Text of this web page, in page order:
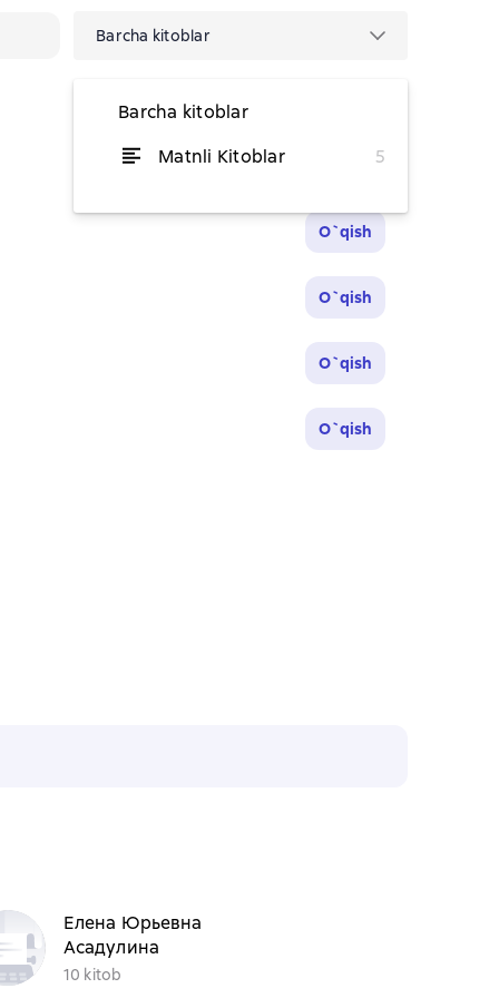
Barcha kitoblar
Barcha kitoblar
Matnli Kitoblar
5
O`qish
O`qish
O`qish
O`qish
Елена Юрьевна
Асадулина
10 kitob